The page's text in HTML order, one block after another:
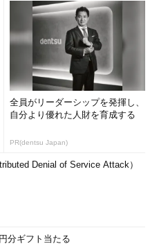
全員がリーダーシップを発揮し、
自分より優れた人財を育成する
PR(dentsu Japan)
Denial of Service Attack）
分ギフト当たる